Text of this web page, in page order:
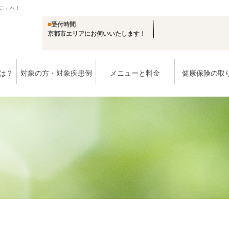
」へ！
■受付時間
京都市エリアにお伺いいたします！
？ 対象の方・対象疾患例 メニューと料金 健康保険の取